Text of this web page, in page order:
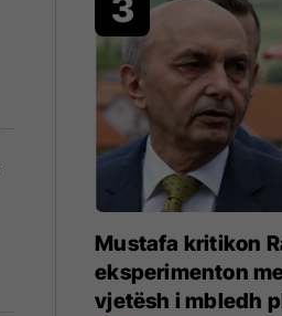
Mustafa kritikon
eksperimenton
vjetësh i mbledh